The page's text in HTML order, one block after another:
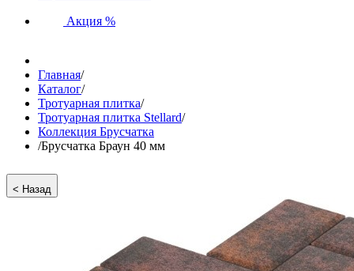
Акция %
Главная/
Каталог/
Тротуарная плитка/
Тротуарная плитка Stellard/
Коллекция Брусчатка
/Брусчатка Браун 40 мм